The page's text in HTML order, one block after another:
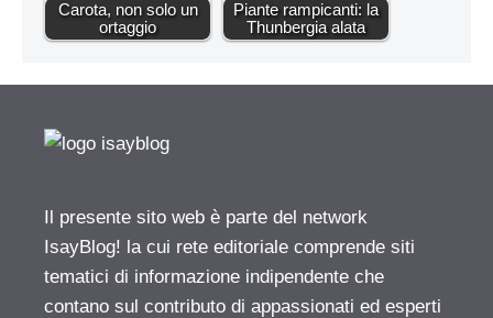
Carota, non solo un
ortaggio
Piante rampicanti: la
Thunbergia alata
Il presente sito web è parte del network
IsayBlog! la cui rete editoriale comprende siti
tematici di informazione indipendente che
contano sul contributo di appassionati ed esperti